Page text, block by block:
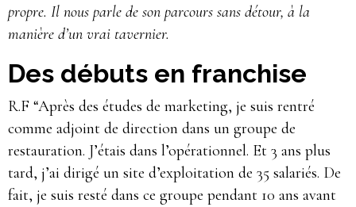
propre. Il nous parle de son parcours sans détour, à la
manière d’un vrai tavernier.
Des débuts en franchise
R.F “Après des études de marketing, je suis rentré
comme adjoint de direction dans un groupe de
restauration. J’étais dans l’opérationnel. Et 3 ans plus
tard, j’ai dirigé un site d’exploitation de 35 salariés. De
fait, je suis resté dans ce groupe pendant 10 ans avant